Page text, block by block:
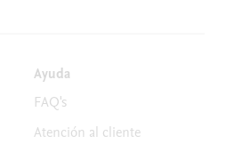
Ayuda
FAQ's
Atención al cliente